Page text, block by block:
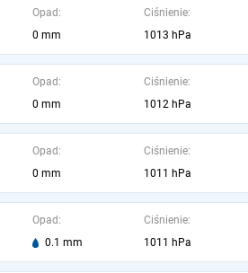
Opad:
0 mm
Ciśnienie:
1013 hPa
Opad:
0 mm
Ciśnienie:
1012 hPa
Opad:
0 mm
Ciśnienie:
1011 hPa
Opad:
0.1 mm
Ciśnienie:
1011 hPa